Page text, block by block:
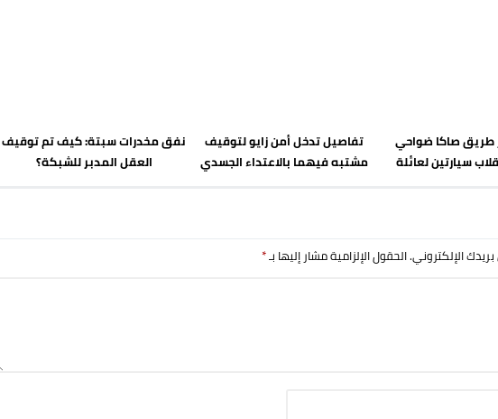
طريق صاكا ضواحي
سيارتين لعائلة
تفاصيل تدخل أمن زايو لتوقيف
مشتبه فيهما بالاعتداء الجسدي
نفق مخدرات سبتة: كيف تم توقيف
العقل المدبر للشبكة؟
الإلكتروني.الحقول الإلزامية مشار إليها بـ*